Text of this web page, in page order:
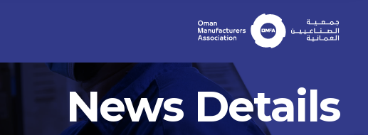
News Details